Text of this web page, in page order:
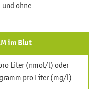
und ohne
im Blut
Liter (nmol/l) oder
pro Liter (mg/l)